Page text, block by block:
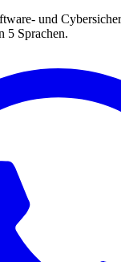
und
5 Sprachen.